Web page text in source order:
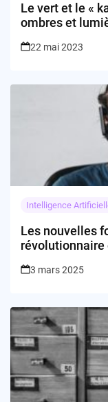
Le vert et le «
ombres et
22 mai 2023
Intelligence
Les nouvelles
révolutionnaire
3 mars 2025